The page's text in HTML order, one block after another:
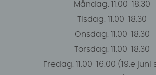
Måndag: 11.00-18.30
Tisdag: 11.00-18.30
Onsdag: 11.00-18.30
Torsdag: 11.00-18.30
Fredag: 11.00-16:00 (19:e